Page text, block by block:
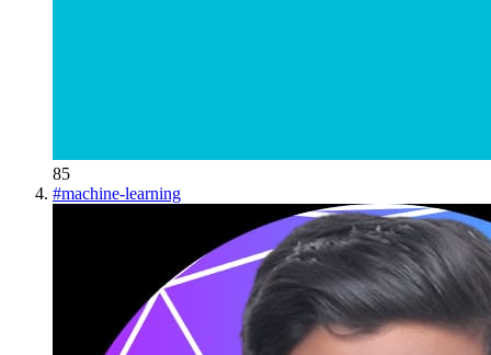
85
#machine-learning